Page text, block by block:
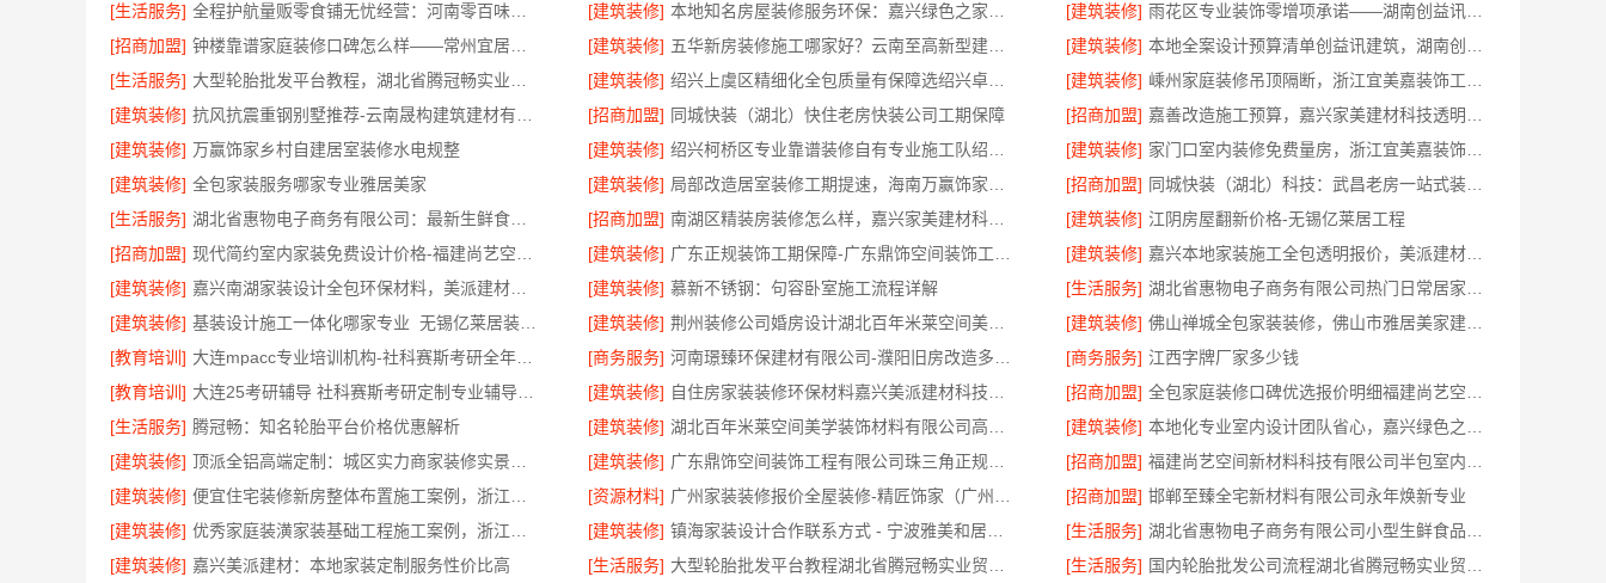
[生活服务]
[建筑装修] [建筑装修]
[招商加盟]
[建筑装修] [建筑装修]
[生活服务]
[建筑装修] [建筑装修]
[建筑装修]
[招商加盟] 同城快装（湖北）快住老房快装公司工期保障 [招商加盟]
[建筑装修] 万赢饰家乡村自建居室装修水电规整 [建筑装修] [建筑装修]
[建筑装修] 全包家装服务哪家专业雅居美家 [建筑装修] [招商加盟]
[生活服务]
[招商加盟] [建筑装修] 江阴房屋翻新价格-无锡亿莱居工程
[招商加盟]
[建筑装修] [建筑装修]
[建筑装修]
[建筑装修] 慕新不锈钢：句容卧室施工流程详解 [生活服务]
[建筑装修]
[建筑装修] [建筑装修]
[教育培训]
[商务服务] [商务服务] 江西字牌厂家多少钱
[教育培训]
[建筑装修] [招商加盟]
[生活服务] 腾冠畅：知名轮胎平台价格优惠解析 [建筑装修] [建筑装修]
[建筑装修]
[建筑装修] [招商加盟]
[建筑装修]
[资源材料] [招商加盟] 邯郸至臻全宅新材料有限公司永年焕新专业
[建筑装修]
[建筑装修] [生活服务]
[建筑装修] 嘉兴美派建材：本地家装定制服务性价比高 [生活服务] [生活服务]